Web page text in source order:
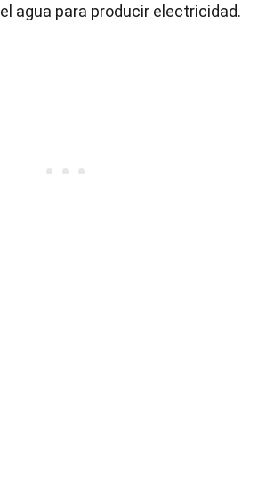
agua para producir electricidad.